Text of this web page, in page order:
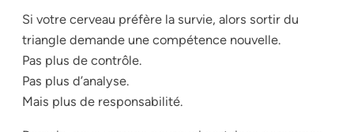
Si votre cerveau préfère la survie, alors sortir du
triangle demande une compétence nouvelle.
Pas plus de contrôle.
Pas plus d’analyse.
Mais plus de responsabilité.